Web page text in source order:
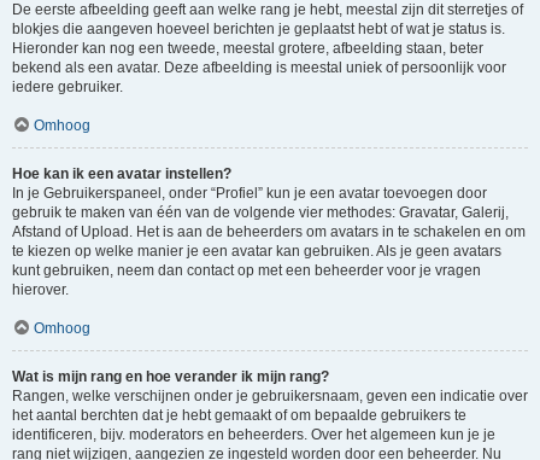
De eerste afbeelding geeft aan welke rang je hebt, meestal zijn dit sterretjes of
blokjes die aangeven hoeveel berichten je geplaatst hebt of wat je status is.
Hieronder kan nog een tweede, meestal grotere, afbeelding staan, beter
bekend als een avatar. Deze afbeelding is meestal uniek of persoonlijk voor
iedere gebruiker.
Omhoog
Hoe kan ik een avatar instellen?
In je Gebruikerspaneel, onder “Profiel” kun je een avatar toevoegen door
gebruik te maken van één van de volgende vier methodes: Gravatar, Galerij,
Afstand of Upload. Het is aan de beheerders om avatars in te schakelen en om
te kiezen op welke manier je een avatar kan gebruiken. Als je geen avatars
kunt gebruiken, neem dan contact op met een beheerder voor je vragen
hierover.
Omhoog
Wat is mijn rang en hoe verander ik mijn rang?
Rangen, welke verschijnen onder je gebruikersnaam, geven een indicatie over
het aantal berchten dat je hebt gemaakt of om bepaalde gebruikers te
identificeren, bijv. moderators en beheerders. Over het algemeen kun je je
rang niet wijzigen, aangezien ze ingesteld worden door een beheerder. Nu